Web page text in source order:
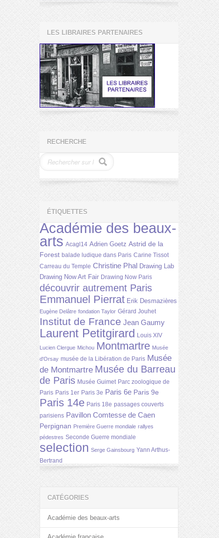
LES LIBRAIRES PARTENAIRES
RECHERCHE
ÉTIQUETTES
Académie des beaux-
arts Acagl14 Adrien Goetz Astrid de la
Forest balade ludique dans Paris Carine Tissot
Carreau du Temple Christine Phal Drawing Lab
Drawing Now Art Fair Drawing Now Paris
découvrir autrement Paris
Emmanuel Pierrat Erik Desmazières
Eugène Delâtre fondation Taylor Gérard Jouhet
Institut de France Jean Gaumy
Laurent Petitgirard Louis XIV
Lucien Clergue Michou Montmartre Musée
d'Orsay musée de la Libération de Paris Musée
de Montmartre Musée du Barreau
de Paris Musée Guimet Parc zoologique de
Paris Paris 1er Paris 3e Paris 6e Paris 9e
Paris 14e Paris 18e passages couverts
parisiens Pavillon Comtesse de Caen
Perpignan Première Guerre mondiale rallyes
pédestres Seconde Guerre mondiale
selection Serge Gainsbourg Yann Arthus-
Bertrand
CATÉGORIES
Académie des beaux-arts